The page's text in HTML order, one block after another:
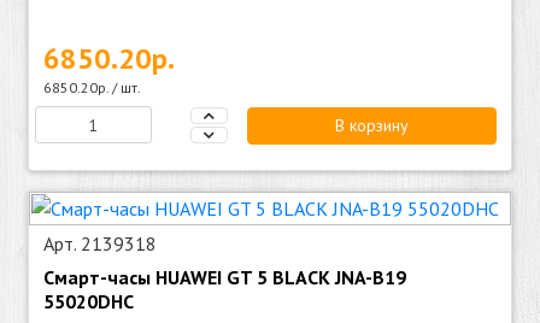
6850.20р.
6850.20р. / шт.
В корзину
Арт. 2139318
Смарт-часы HUAWEI GT 5 BLACK JNA-B19
55020DHC